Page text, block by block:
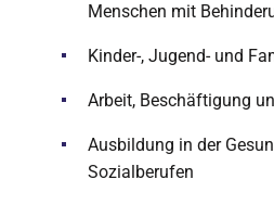
Menschen mit
Kinder-, Jugend- und
Arbeit, Beschäftigung
Ausbildung in der
Sozialberufen